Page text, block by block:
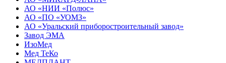
АО «НИИ «Полюс»
АО «ПО «УОМЗ»
АО «Уральский приборостроительный завод»
Завод ЭМА
ИзоМед
Мед ТеКо